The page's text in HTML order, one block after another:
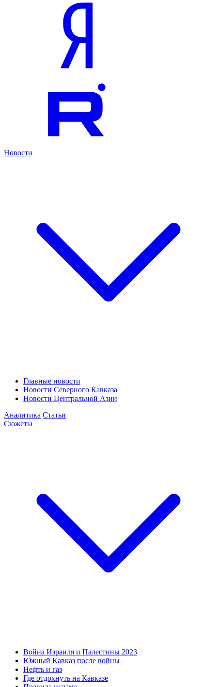
Новости
Главные новости
Новости Северного Кавказа
Новости Центральной Азии
Аналитика Статьи
Сюжеты
Война Израиля и Палестины 2023
Южный Кавказ после войны
Нефть и газ
Где отдохнуть на Кавказе